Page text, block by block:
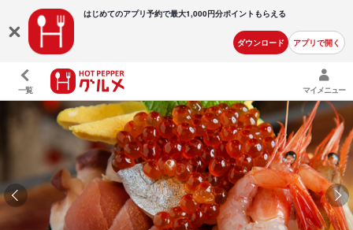
はじめてのアプリ予約で最大1,000円分ポイントもらえる
ダウンロード アプリで開く
一覧 マイメニュー